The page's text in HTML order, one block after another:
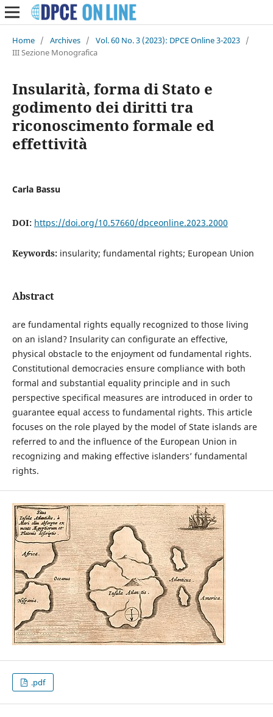
Home / Archives / Vol. 60 No. 3 (2023): DPCE Online 3-2023 /
III Sezione Monografica
Insularità, forma di Stato e
godimento dei diritti tra
riconoscimento formale ed
effettività
Carla Bassu
DOI: https://doi.org/10.57660/dpceonline.2023.2000
Keywords: insularity; fundamental rights; European Union
Abstract
are fundamental rights equally recognized to those living
on an island? Insularity can configurate an effective,
physical obstacle to the enjoyment od fundamental rights.
Constitutional democracies ensure compliance with both
formal and substantial equality principle and in such
perspective specifical measures are introduced in order to
guarantee equal access to fundamental rights. This article
focuses on the role played by the model of State islands are
referred to and the influence of the European Union in
recognizing and making effective islanders’ fundamental
rights.
.pdf